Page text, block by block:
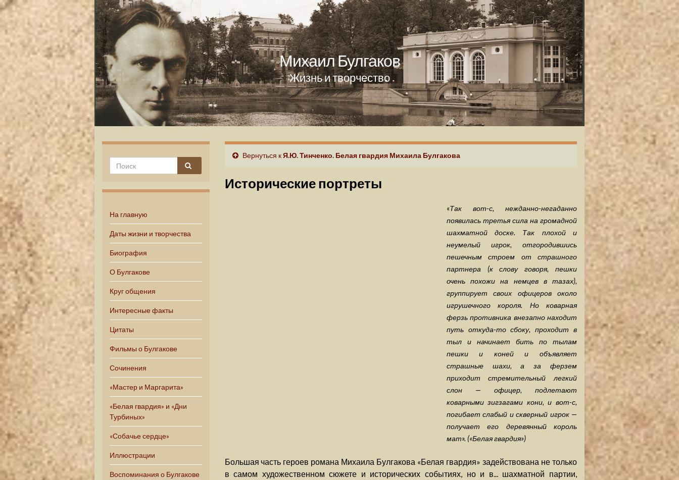
Михаил Булгаков
Жизнь и творчество
На главную
Даты жизни и творчества
Биография
О Булгакове
Круг общения
Интересные факты
Цитаты
Фильмы о Булгакове
Сочинения
«Мастер и Маргарита»
«Белая гвардия» и «Дни
Турбиных»
«Собачье сердце»
Иллюстрации
Воспоминания о Булгакове
Вернуться кЯ.Ю. Тинченко. Белая гвардия Михаила Булгакова
Исторические портреты
«Так вот-с, нежданно-негаданно
появилась третья сила на громадной
шахматной доске. Так плохой и
неумелый игрок, отгородившись
пешечным строем от страшного
партнера (к слову говоря, пешки
очень похожи на немцев в тазах),
группирует своих офицеров около
игрушечного короля. Но коварная
ферзь противника внезапно находит
путь откуда-то сбоку, проходит в
тыл и начинает бить по тылам
пешки и коней и объявляет
страшные шахи, а за ферзем
приходит стремительный легкий
слон — офицер, подлетают
коварными зигзагами кони, и вот-с,
погибает слабый и скверный игрок —
получает его деревянный король
мат». («Белая гвардия»)
Большая часть героев романа Михаила Булгакова «Белая гвардия» задействована не только
в самом художественном сюжете и исторических событиях, но и в... шахматной партии,